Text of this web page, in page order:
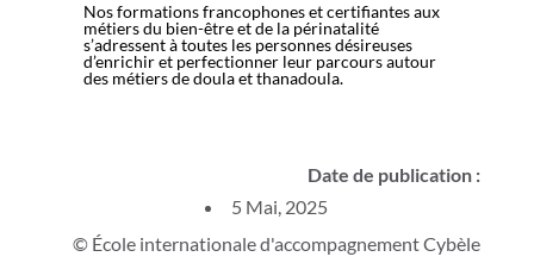
Nos formations francophones et certifiantes aux
métiers du bien-être et de la périnatalité
s’adressent à toutes les personnes désireuses
d’enrichir et perfectionner leur parcours autour
des métiers de doula et thanadoula.
Date de publication :
5 Mai, 2025
© École internationale d'accompagnement Cybèle